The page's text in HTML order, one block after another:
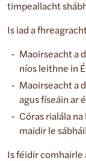
timpeallacht
Is iad a
Maoirseacht a
níos leithne in
Maoirseacht a
agus físeáin ar
Córas rialála
maidir le
Is féidir comhairle